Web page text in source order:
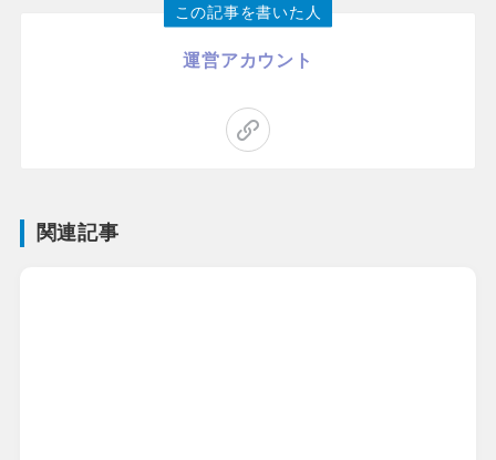
この記事を書いた人
運営アカウント
関連記事